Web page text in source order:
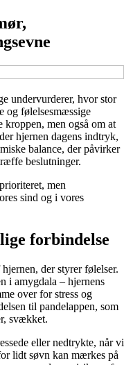
undervurderer, hvor stor
og følelsesmæssige
men også om at
hjernen dagens indtryk,
balance, der påvirker
beslutninger.
men
sind og i vores
forbindelse
der styrer følelser.
i amygdala – hjernens
over for stress og
til pandelappen, som
svækket.
eller nedtrykte, når vi
lidt søvn kan mærkes på